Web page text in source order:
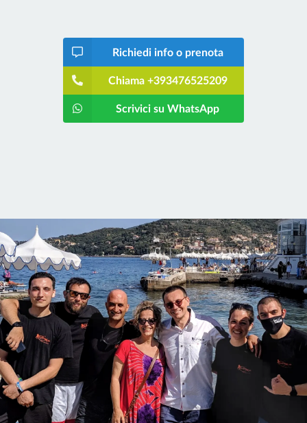
Richiedi info o prenota
Chiama +393476525209
Scrivici su WhatsApp